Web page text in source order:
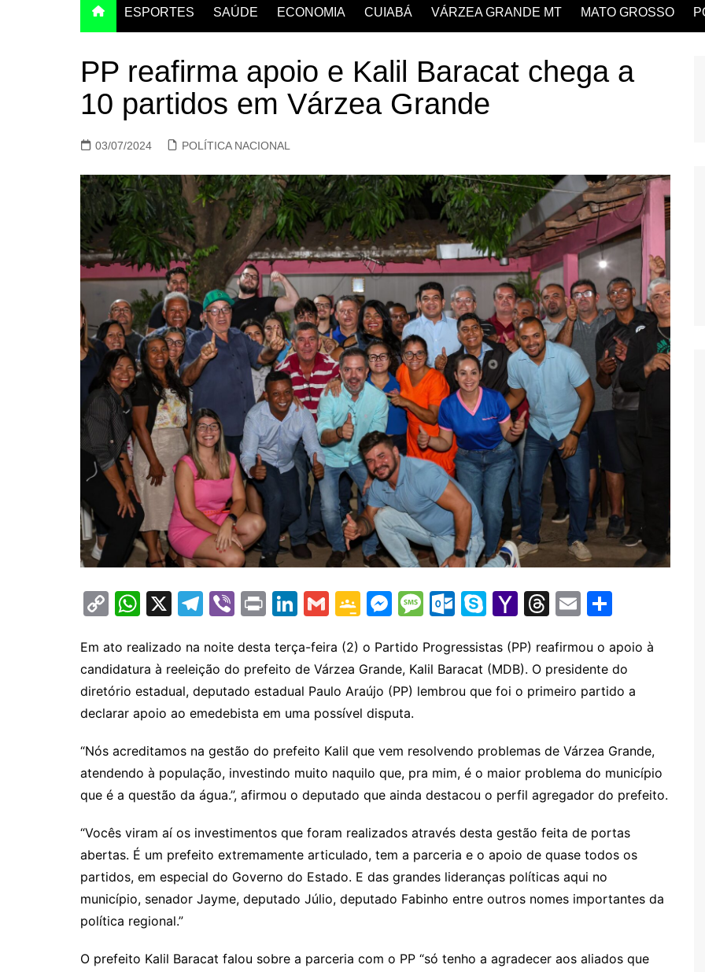
ESPORTES SAÚDE ECONOMIA CUIABÁ VÁRZEA GRANDE MT MATO GROSSO
PP reafirma apoio e Kalil Baracat chega a
10 partidos em Várzea Grande
03/07/2024 POLÍTICA NACIONAL
C
p
y
Li
k
W
at
s
A
p
p
X
T
e
gr
a
Vi
er
Pr
t
Li
k
e
dI
G
ai
l
G
o
gl
e
a
s
sr
o
o
m
M
s
s
e
g
er
M
s
s
a
e
O
lo
o
k.
o
m
S
y
p
e
Y
h
o
o
ai
l
T
e
a
d
E
ai
l
ar
e
Em ato realizado na noite desta terça-feira (2) o Partido Progressistas (PP) reafirmou o apoio à
candidatura à reeleição do prefeito de Várzea Grande, Kalil Baracat (MDB). O presidente do
diretório estadual, deputado estadual Paulo Araújo (PP) lembrou que foi o primeiro partido a
declarar apoio ao emedebista em uma possível disputa.
“Nós acreditamos na gestão do prefeito Kalil que vem resolvendo problemas de Várzea Grande,
atendendo à população, investindo muito naquilo que, pra mim, é o maior problema do município
que é a questão da água.”, afirmou o deputado que ainda destacou o perfil agregador do prefeito.
“Vocês viram aí os investimentos que foram realizados através desta gestão feita de portas
abertas. É um prefeito extremamente articulado, tem a parceria e o apoio de quase todos os
partidos, em especial do Governo do Estado. E das grandes lideranças políticas aqui no
município, senador Jayme, deputado Júlio, deputado Fabinho entre outros nomes importantes da
política regional.”
O prefeito Kalil Baracat falou sobre a parceria com o PP “só tenho a agradecer aos aliados que